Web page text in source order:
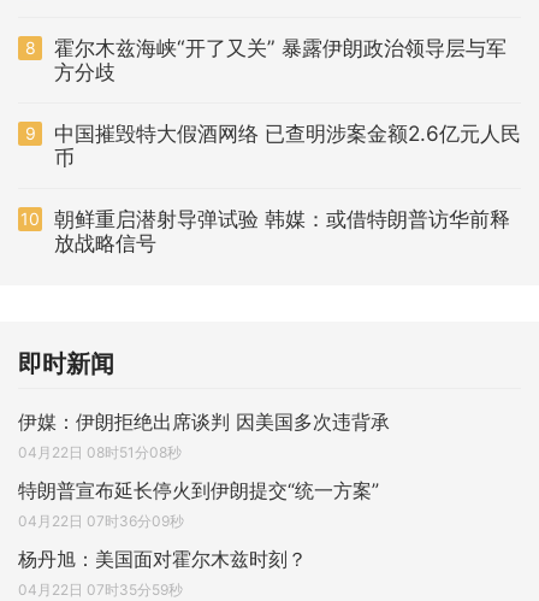
8
霍尔木兹海峡“开了又关” 暴露伊朗政治领导层与军
方分歧
9
中国摧毁特大假酒网络 已查明涉案金额2.6亿元人民
币
10
朝鲜重启潜射导弹试验 韩媒：或借特朗普访华前释
放战略信号
即时新闻
伊媒：伊朗拒绝出席谈判 因美国多次违背承
04月22日 08时51分08秒
特朗普宣布延长停火到伊朗提交“统一方案”
04月22日 07时36分09秒
杨丹旭：美国面对霍尔木兹时刻？
04月22日 07时35分59秒